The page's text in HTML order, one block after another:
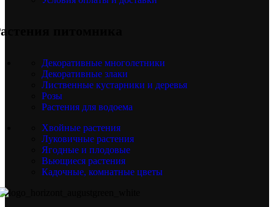
питомника
Декоративные многолетники
Декоративные злаки
Лиственные кустарники и деревья
Розы
Растения для водоема
Хвойные растения
Луковичные растения
Ягодные и плодовые
Вьющиеся растения
Кадочные, комнатные цветы